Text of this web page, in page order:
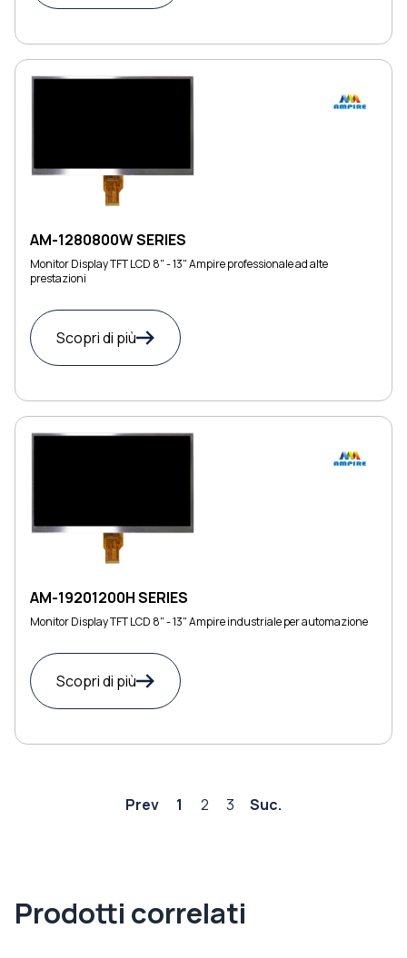
AM-1280800W SERIES
Monitor Display TFT LCD 8" - 13" Ampire professionale ad alte
prestazioni
Scopri di più
AM-19201200H SERIES
Monitor Display TFT LCD 8" - 13" Ampire industriale per automazione
Scopri di più
Prev 1 2 3 Suc.
Prodotti correlati